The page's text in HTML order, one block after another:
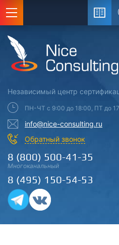
Независимый центр
ПН-ЧТ с 9:00 до 18:00, ПТ до
info@nice-consulting.ru
Обратный звонок
8 (800) 500-41-35
Многоканальный
8 (495) 150-54-53